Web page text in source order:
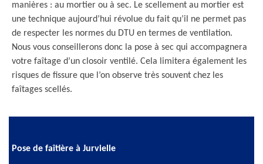
manières : au mortier ou à sec. Le scellement au mortier est
une technique aujourd’hui révolue du fait qu’il ne permet pas
de respecter les normes du DTU en termes de ventilation.
Nous vous conseillerons donc la pose à sec qui accompagnera
votre faîtage d’un closoir ventilé. Cela limitera également les
risques de fissure que l’on observe très souvent chez les
faîtages scellés.
Pose de faîtière à Jurvielle